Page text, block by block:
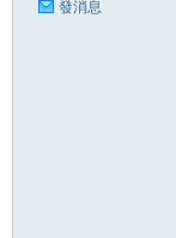
發消息